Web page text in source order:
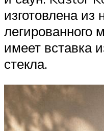
изготовлена
легированного
имеет вставка
стекла.